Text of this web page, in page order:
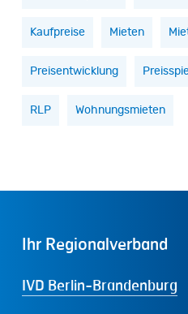
Kaufpreise Mieten
Preisentwicklung
RLP Wohnungsmieten
Ihr Regionalverband
IVD Berlin-Brandenburg